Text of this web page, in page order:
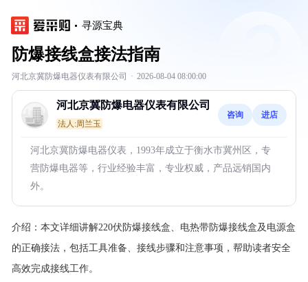
寻源宝典
防爆接线盒接法指南
河北京冀防爆电器仪表有限公司 · 2026-08-04 08:00:00
河北京冀防爆电器仪表有限公司
法人:周兰玉
咨询 进店
河北京冀防爆电器仪表，1993年成立于衡水市冀州区，专
营防爆电器等，行业经验丰富，专业权威，产品远销国内
外。
介绍： 本文详细讲解220伏防爆接线盒、电热带防爆接线盒及电源盒
的正确接法，包括工具准备、接线步骤和注意事项，帮助读者安全
高效完成接线工作。